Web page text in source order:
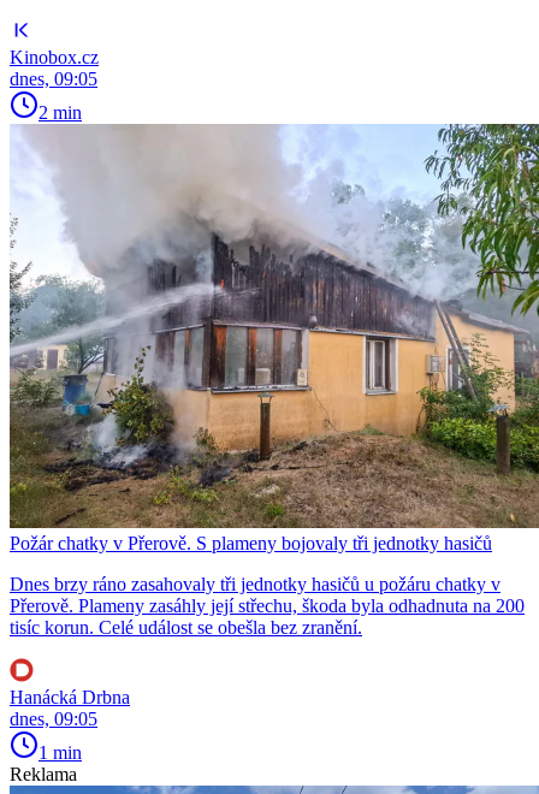
Kinobox.cz
dnes, 09:05
2 min
Požár chatky v Přerově. S plameny bojovaly tři jednotky hasičů
Dnes brzy ráno zasahovaly tři jednotky hasičů u požáru chatky v
Přerově. Plameny zasáhly její střechu, škoda byla odhadnuta na 200
tisíc korun. Celé událost se obešla bez zranění.
Hanácká Drbna
dnes, 09:05
1 min
Reklama